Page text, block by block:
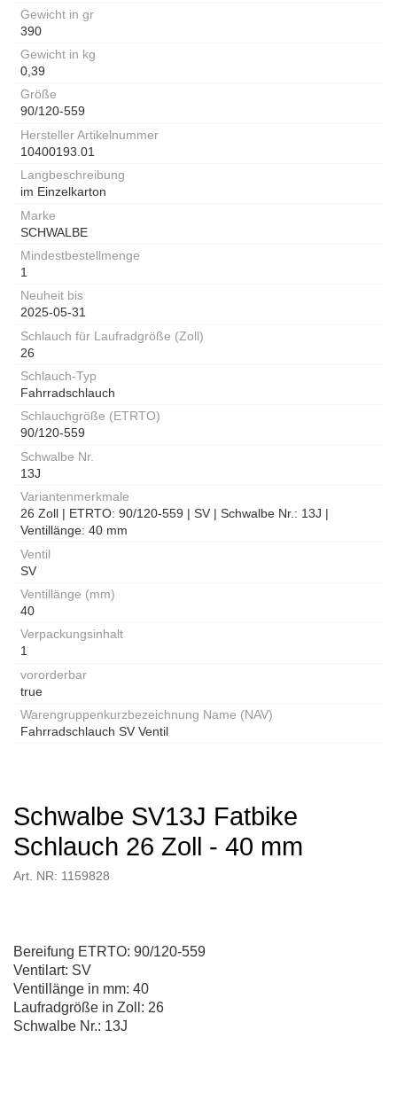
Gewicht in gr
390
Gewicht in kg
0,39
Größe
90/120-559
Hersteller Artikelnummer
10400193.01
Langbeschreibung
im Einzelkarton
Marke
SCHWALBE
Mindestbestellmenge
1
Neuheit bis
2025-05-31
Schlauch für Laufradgröße (Zoll)
26
Schlauch-Typ
Fahrradschlauch
Schlauchgröße (ETRTO)
90/120-559
Schwalbe Nr.
13J
Variantenmerkmale
26 Zoll | ETRTO: 90/120-559 | SV | Schwalbe Nr.: 13J |
Ventillänge: 40 mm
Ventil
SV
Ventillänge (mm)
40
Verpackungsinhalt
1
vororderbar
true
Warengruppenkurzbezeichnung Name (NAV)
Fahrradschlauch SV Ventil
Schwalbe SV13J Fatbike
Schlauch 26 Zoll - 40 mm
Art. NR: 1159828
Bereifung ETRTO: 90/120-559
Ventilart: SV
Ventillänge in mm: 40
Laufradgröße in Zoll: 26
Schwalbe Nr.: 13J